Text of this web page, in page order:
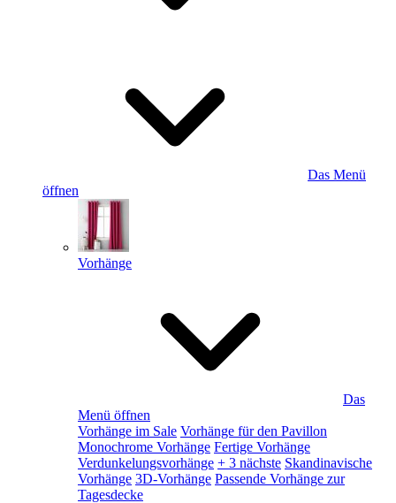
Das Menü
öffnen
Vorhänge
Das
Menü öffnen
Vorhänge im Sale Vorhänge für den Pavillon
Monochrome Vorhänge Fertige Vorhänge
Verdunkelungsvorhänge + 3 nächste Skandinavische
Vorhänge 3D-Vorhänge Passende Vorhänge zur
Tagesdecke